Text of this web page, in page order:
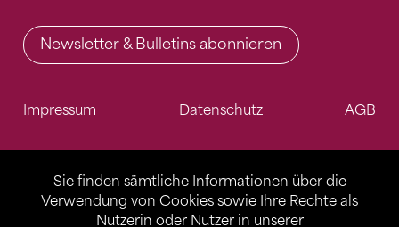
Sie finden sämtliche Informationen über die
Verwendung von Cookies sowie Ihre Rechte als
Nutzerin oder Nutzer in unserer
Newsletter & Bulletins abonnieren
Impressum Datenschutz AGB